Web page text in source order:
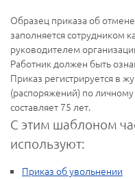
Образец приказа об
заполняется сотрудником
руководителем
Работник должен быть
Приказ регистрируется в
(распоряжений) по личному
составляет 75 лет.
С этим шаблоном
используют:
Приказ об увольнении